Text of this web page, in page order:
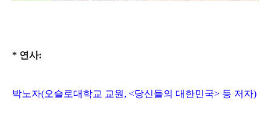
* 연사:
박노자(오슬로대학교 교원 , <당신들의 대한민국> 등 저자)